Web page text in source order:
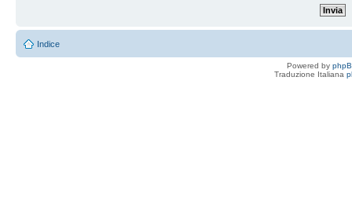
Indice
Powered by
Traduzione Italiana